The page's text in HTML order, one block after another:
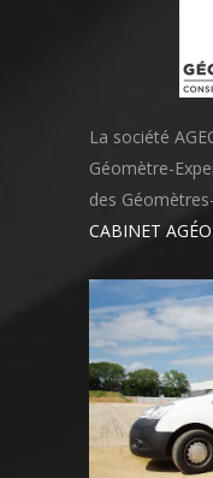
La société
Géomètre-
des
CABINET